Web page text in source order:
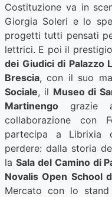
Costituzione va in
Giorgia Soleri e lo
progetti tutti pensati
lettrici. E poi il
dei Giudici di Palazzo
Brescia, con il suo
Sociale, il Museo di
Martinengo grazie
collaborazione con
partecipa a Librixia
perdere: dalla storia
la Sala del Camino di
Novalis Open School
Mercato con lo